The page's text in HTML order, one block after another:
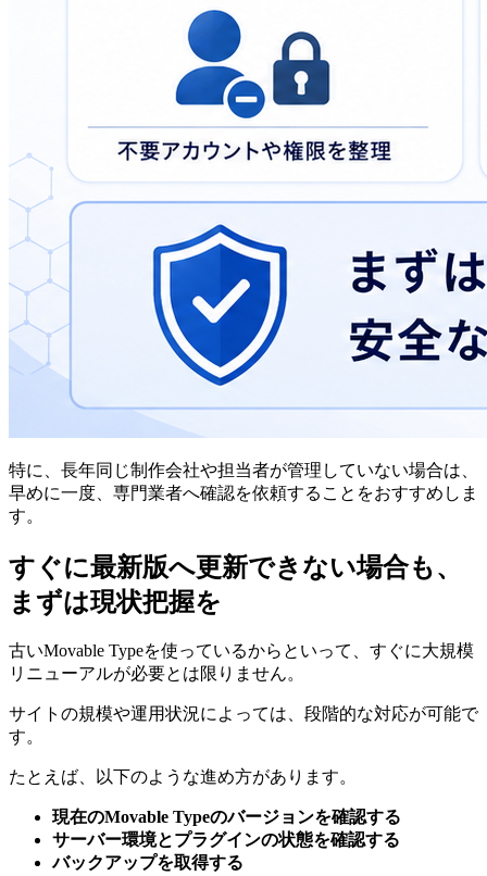
特に、長年同じ制作会社や担当者が管理していない場合は、
早めに一度、専門業者へ確認を依頼することをおすすめしま
す。
すぐに最新版へ更新できない場合も、
まずは現状把握を
古いMovable Typeを使っているからといって、すぐに大規模
リニューアルが必要とは限りません。
サイトの規模や運用状況によっては、段階的な対応が可能で
す。
たとえば、以下のような進め方があります。
現在のMovable Typeのバージョンを確認する
サーバー環境とプラグインの状態を確認する
バックアップを取得する